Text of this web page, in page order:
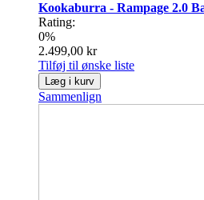
Kookaburra - Rampage 2.0
Rating:
0%
2.499,00 kr
Tilføj til ønske liste
Læg i kurv
Sammenlign